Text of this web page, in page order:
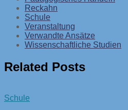
Reckahn
Schule
Veranstaltung
Verwandte Ansätze
Wissenschaftliche Studien
Related Posts
Schule